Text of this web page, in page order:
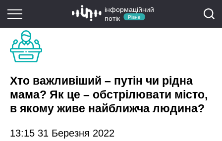
інформаційний
потік
Рівне
Хто важливіший – путін чи рідна
мама? Як це – обстрілювати місто,
в якому живе найближча людина?
13:15 31 Березня 2022